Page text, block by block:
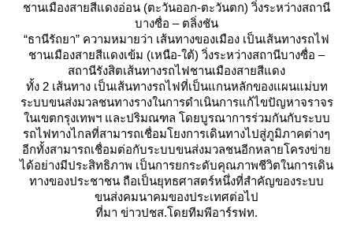
ชานเมืองสายสีแดงอ่อน (ตะวันออก-ตะวันตก) วิ่งระหว่างสถานี
บางซื่อ – ตลิ่งชัน
“ธานีรัถยา” ความหมายว่า เส้นทางของเมือง เป็นเส้นทางรถไฟ
ชานเมืองสายสีแดงเข้ม (เหนือ-ใต้) วิ่งระหว่างสถานีบางซื่อ –
สถานีรังสิตเส้นทางรถไฟชานเมืองสายสีแดง
ทั้ง 2 เส้นทาง เป็นเส้นทางรถไฟที่เป็นแกนหลักของแผนแม่บท
ระบบขนส่งมวลชนทางรางในการดำเนินการแก้ไขปัญหาจราจร
นเขตกรุงเทพฯ และปริมณฑล โดยบูรณาการร่วมกันกับระบบ
รถไฟทางไกลที่สามารถเชื่อมโยงการเดินทางไปสู่ภูมิภาคต่างๆ
อีกทั้งสามารถเชื่อมต่อกับระบบขนส่งมวลชนอีกหลายโครงข่า
ได้อย่างมีประสิทธิภาพ เป็นการยกระดับคุณภาพชีวิตในการเดิน
ทางของประชาชน ถือเป็นยุทธศาสตร์หนึ่งที่สำคัญของระบบ
ขนส่งคมนาคมของประเทศต่อไป
ที่มา ข่าวปชส.โดยทีมพีอาร์รฟท.